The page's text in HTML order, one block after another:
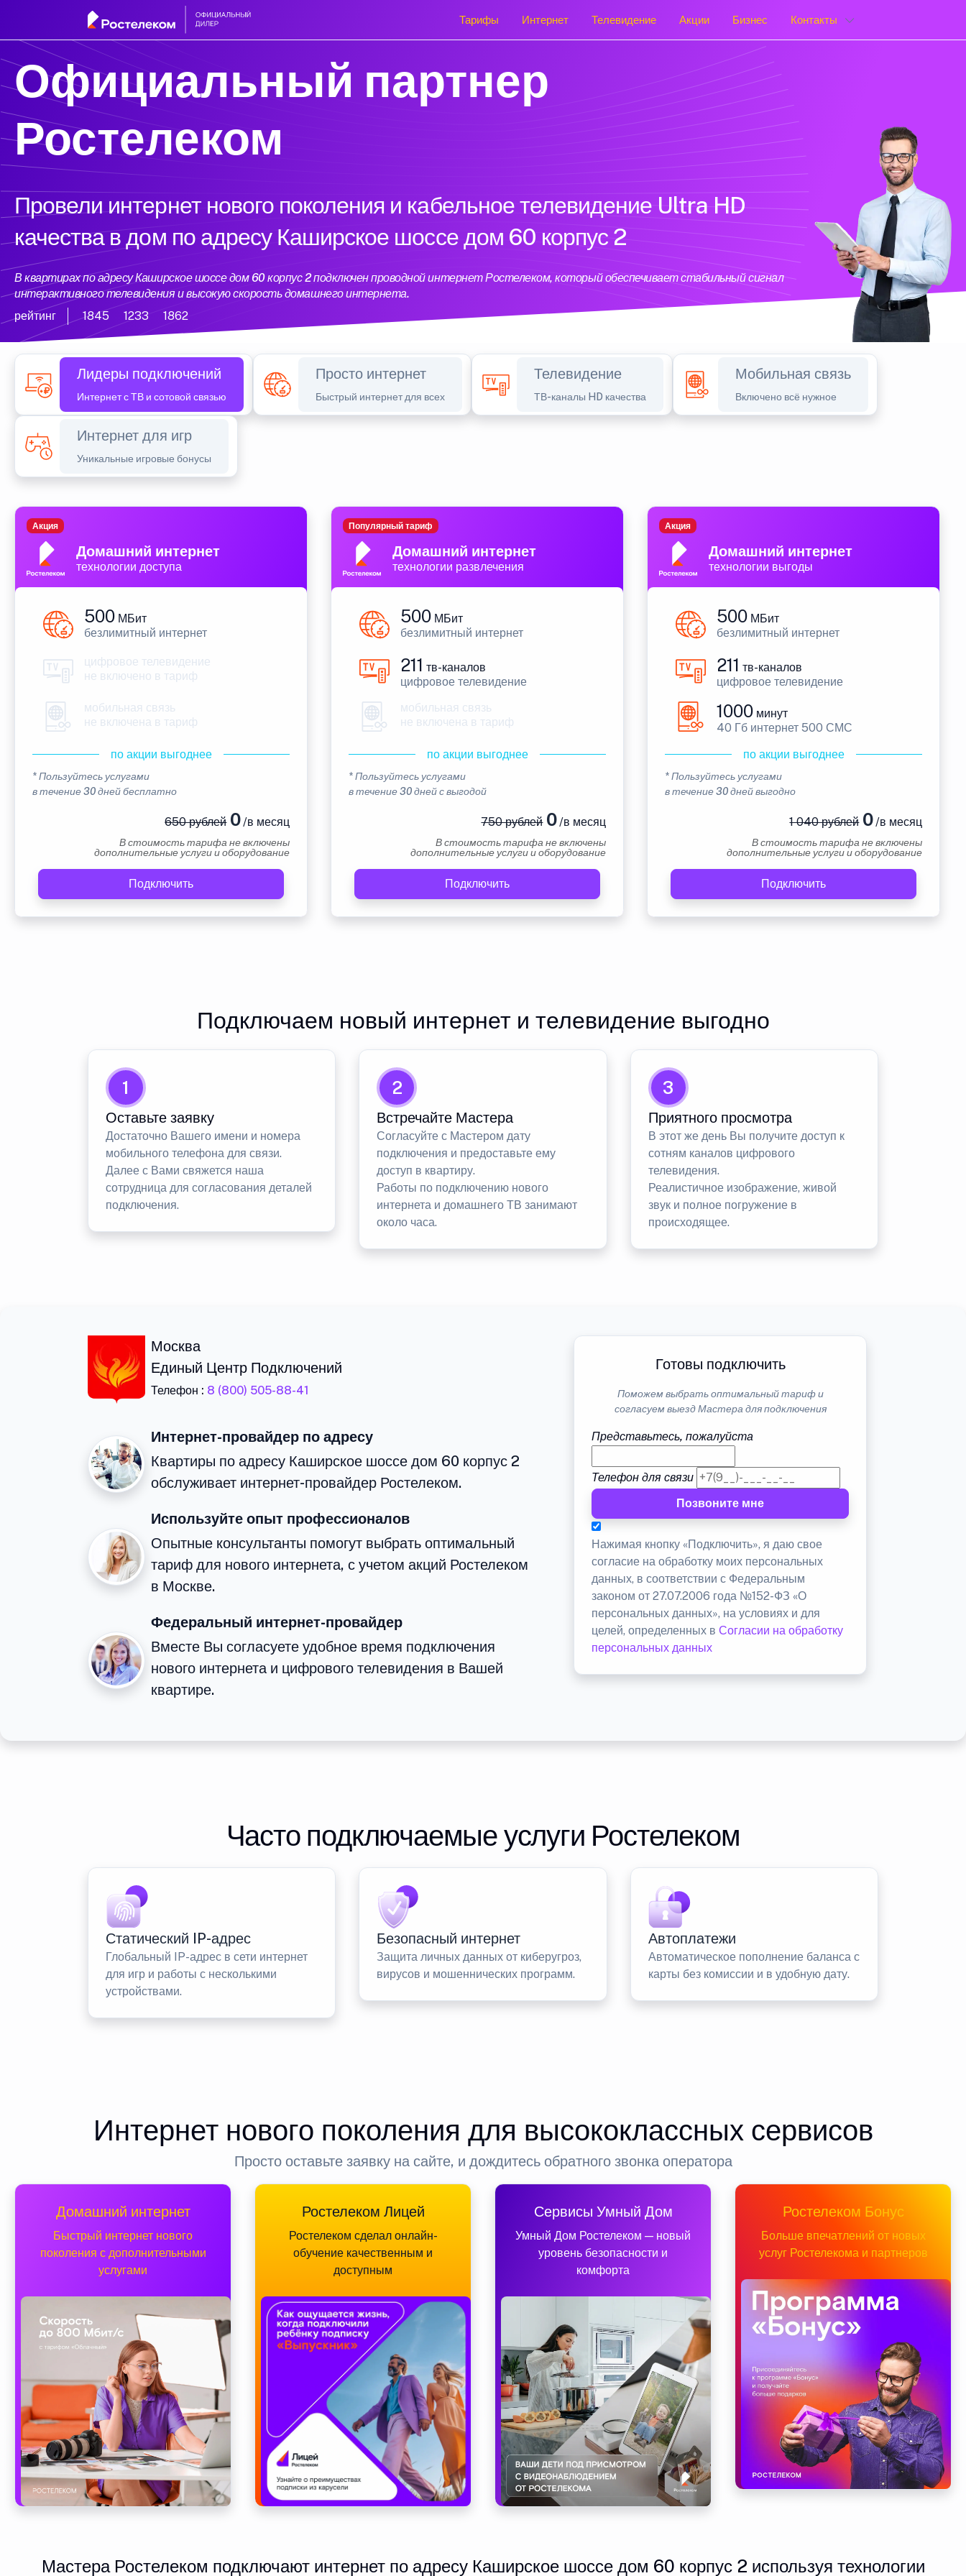
Тарифы Интернет Телевидение Акции Бизнес Контакты
Официальный партнер
Ростелеком
Провели интернет нового поколения и кабельное телевидение Ultra HD
качества в дом по адресу Каширское шоссе дом 60 корпус 2
В квартирах по адресу Каширское шоссе дом 60 корпус 2 подключен проводной интернет Ростелеком, который обеспечивает стабильный сигнал
интерактивного телевидения и высокую скорость домашнего интернета.
рейтинг
1845 1233 1862
Лидеры подключений
Интернет с ТВ и сотовой связью
Просто интернет
Быстрый интернет для всех
Телевидение
ТВ-каналы HD качества
Мобильная связь
Включено всё нужное
Интернет для игр
Уникальные игровые бонусы
Домашний интернет
технологии доступа
Акция
500 МБит
безлимитный интернет
цифровое телевидение
не включено в тариф
мобильная связь
не включена в тариф
по акции выгоднее
* Пользуйтесь услугами
в течение 30 дней бесплатно
650 рублей0/в месяц
В стоимость тарифа не включены
дополнительные услуги и оборудование
Подключить
Домашний интернет
технологии развлечения
Популярный тариф
500 МБит
безлимитный интернет
211 тв-каналов
цифровое телевидение
мобильная связь
не включена в тариф
по акции выгоднее
* Пользуйтесь услугами
в течение 30 дней с выгодой
750 рублей0/в месяц
В стоимость тарифа не включены
дополнительные услуги и оборудование
Подключить
Домашний интернет
технологии выгоды
Акция
500 МБит
безлимитный интернет
211 тв-каналов
цифровое телевидение
1000 минут
40 Гб интернет 500 СМС
по акции выгоднее
* Пользуйтесь услугами
в течение 30 дней выгодно
1 040 рублей0/в месяц
В стоимость тарифа не включены
дополнительные услуги и оборудование
Подключить
Подключаем новый интернет и телевидение выгодно
1
Оставьте заявку
Достаточно Вашего имени и номера
мобильного телефона для связи.
Далее с Вами свяжется наша
сотрудница для согласования деталей
подключения.
2
Встречайте Мастера
Согласуйте с Мастером дату
подключения и предоставьте ему
доступ в квартиру.
Работы по подключению нового
интернета и домашнего ТВ занимают
около часа.
3
Приятного просмотра
В этот же день Вы получите доступ к
сотням каналов цифрового
телевидения.
Реалистичное изображение, живой
звук и полное погружение в
происходящее.
Москва
Единый Центр Подключений
Телефон : 8 (800) 505-88-41
Интернет-провайдер по адресу
Квартиры по адресу Каширское шоссе дом 60 корпус 2
обслуживает интернет-провайдер Ростелеком.
Используйте опыт профессионалов
Опытные консультанты помогут выбрать оптимальный
тариф для нового интернета, с учетом акций Ростелеком
в Москве.
Федеральный интернет-провайдер
Вместе Вы согласуете удобное время подключения
нового интернета и цифрового телевидения в Вашей
квартире.
Готовы подключить
Поможем выбрать оптимальный тариф и
согласуем выезд Мастера для подключения
Представьтесь, пожалуйста
Телефон для связи
Позвоните мне
Нажимая кнопку «Подключить», я даю свое
согласие на обработку моих персональных
данных, в соответствии с Федеральным
законом от 27.07.2006 года №152-ФЗ «О
персональных данных», на условиях и для
целей, определенных вСогласии на обработку
персональных данных
Часто подключаемые услуги Ростелеком
Статический IP-адрес
Глобальный IP-адрес в сети интернет
для игр и работы с несколькими
устройствами.
Безопасный интернет
Защита личных данных от киберугроз,
вирусов и мошеннических программ.
Автоплатежи
Автоматическое пополнение баланса с
карты без комиссии и в удобную дату.
Интернет нового поколения для высококлассных сервисов
Просто оставьте заявку на сайте, и дождитесь обратного звонка оператора
Домашний интернет
Быстрый интернет нового
поколения с дополнительными
услугами
Ростелеком Лицей
Ростелеком сделал онлайн-
обучение качественным и
доступным
Сервисы Умный Дом
Умный Дом Ростелеком — новый
уровень безопасности и
комфорта
Ростелеком Бонус
Больше впечатлений от новых
услуг Ростелекома и партнеров
Мастера Ростелеком подключают интернет по адресу Каширское шоссе дом 60 корпус 2 используя технологии